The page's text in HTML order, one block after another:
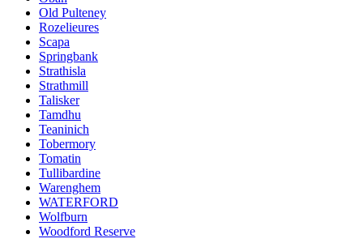
Old Pulteney
Rozelieures
Scapa
Springbank
Strathisla
Strathmill
Talisker
Tamdhu
Teaninich
Tobermory
Tomatin
Tullibardine
Warenghem
WATERFORD
Wolfburn
Woodford Reserve